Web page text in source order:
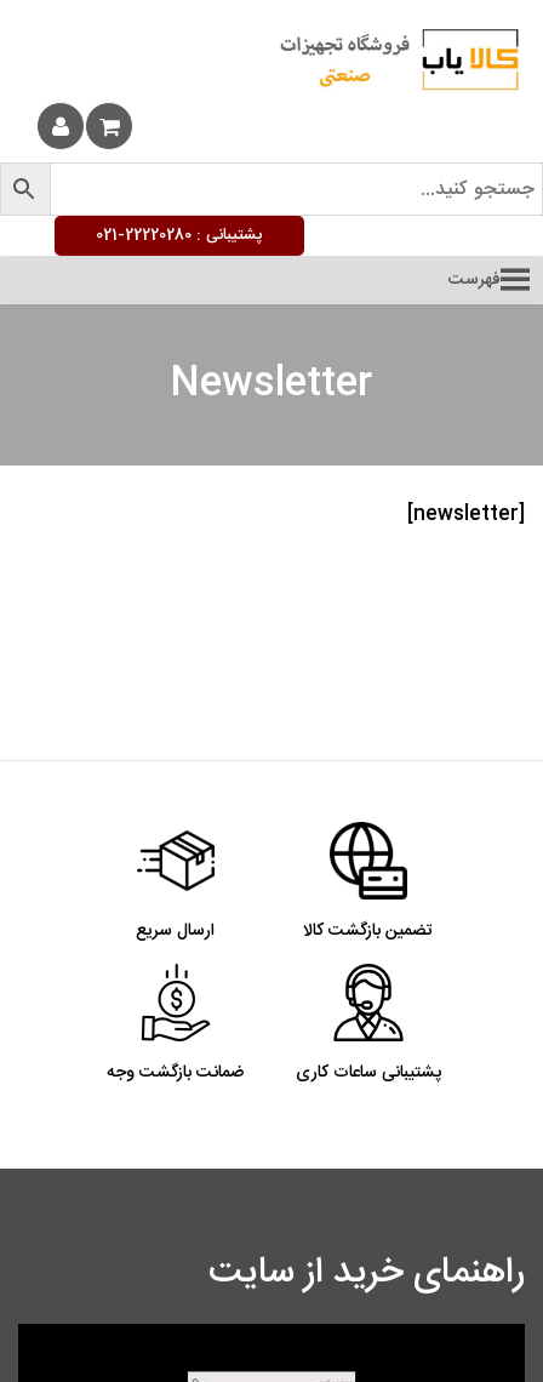
پشتیبانی :
فهرست
Newsletter
[newsletter]
ارسال سریع تضمین بازگشت کالا
ضمانت بازگشت وجه پشتیبانی ساعات کاری
راهنمای خرید از سایت